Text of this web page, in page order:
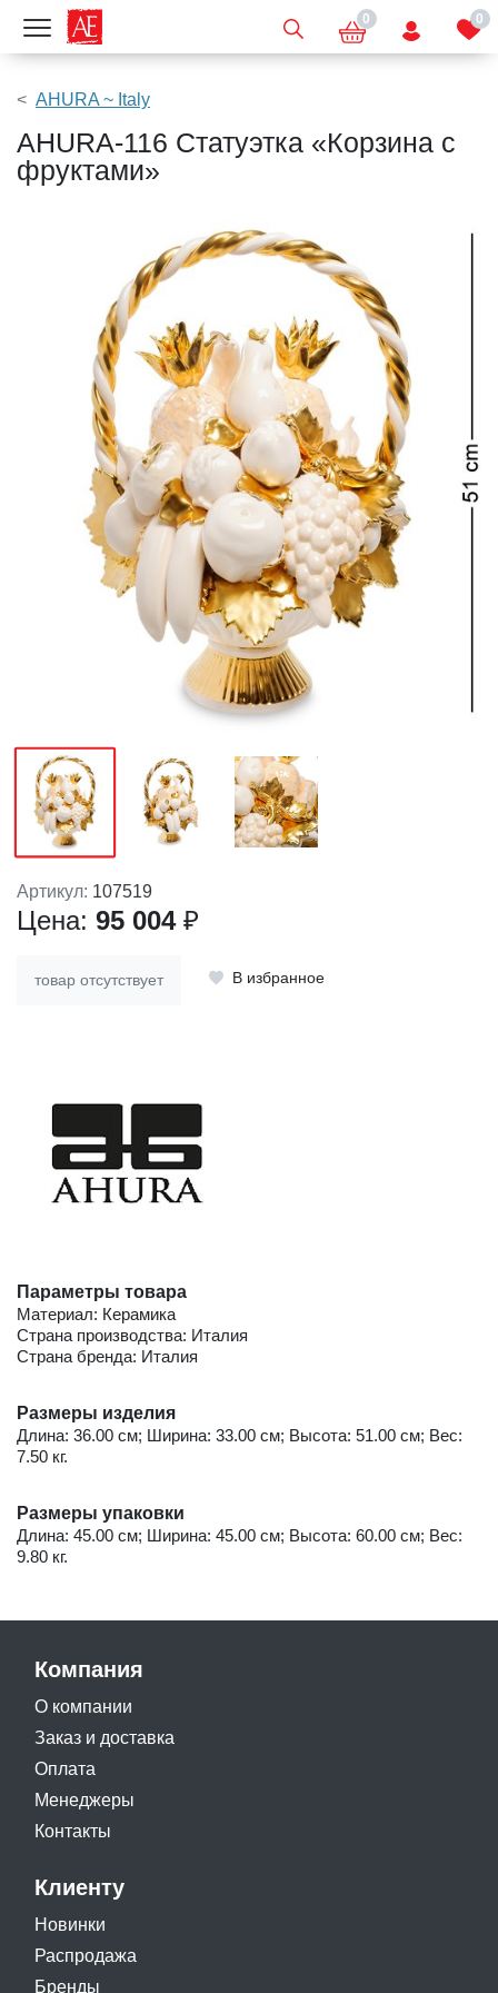
Показать меню 0 0
AHURA ~ Italy
AHURA-116 Статуэтка «Корзина с
фруктами»
Артикул: 107519
Цена: 95 004 ₽
товар отсутствует В избранное
Параметры товара
Материал: Керамика
Страна производства: Италия
Страна бренда: Италия
Размеры изделия
Длина: 36.00 см; Ширина: 33.00 см; Высота: 51.00 см; Вес:
7.50 кг.
Размеры упаковки
Длина: 45.00 см; Ширина: 45.00 см; Высота: 60.00 см; Вес:
9.80 кг.
Компания
О компании
Заказ и доставка
Оплата
Менеджеры
Контакты
Клиенту
Новинки
Распродажа
Бренды